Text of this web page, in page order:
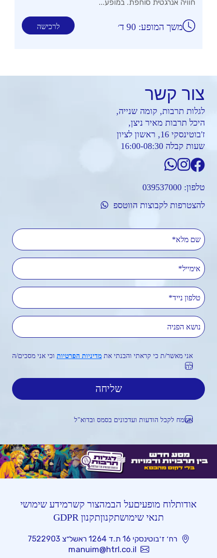
חוויה אנרגטית סוחפת. במופע...
לרכישה משך המופע: 90 ד׳
צור קשר
לגלות תרבות, קומה שנייה,
היכל תרבות מאיר ניצן,
ז'בוטינסקי 16, ראשון לציון
שעות קבלה 16:00-08:30
טלפון: 039537000
להצטרפות לקבוצות הווטספ
שם מלא
אימייל
טלפון נייד
נושא הפניה
אני מאשר/ת כי קראתי והבנתי את מדיניות הפרטיות וכי אני מסכים/ה
לה
אשמח לקבל הודעות ועדכונים בסמס ובדוא"ל
אודותלוח מופעיםעל הבמהצור קשרמידע שימושי
תנאי שימושתקנוןתקנון GDPR
רח׳ ז׳בוטינסקי 16 ת.ד 1264 ראשל״צ 7522903
manuim@htrl.co.il